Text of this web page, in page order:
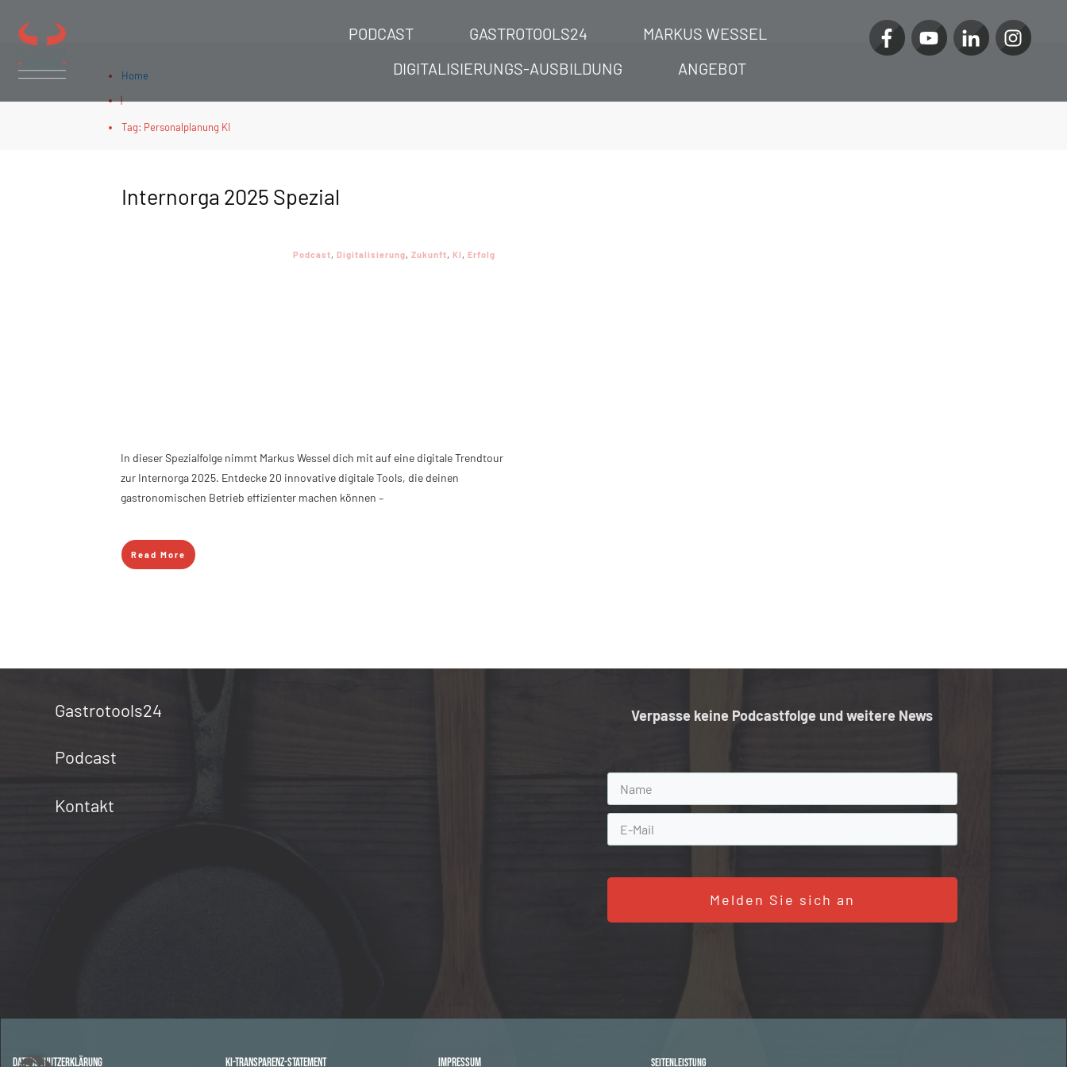
PODCAST GASTROTOOLS24
MARKUS WESSEL
DIGITALISIERUNGS-AUSBILDUNG
ANGEBOT
Home
|
Tag: Personalplanung KI
Internorga 2025 Spezial
Podcast, Digitalisierung, Zukunft, KI , Erfolg
In dieser Spezialfolge nimmt Markus Wessel dich mit auf eine digitale Trendtour
zur Internorga 2025. Entdecke 20 innovative digitale Tools, die deinen
gastronomischen Betrieb effizienter machen können –
Read More
Gastrotools24
Podcast
Kontakt
Verpasse keine Podcastfolge und weitere News
Melden Sie sich an
Datenschutzerklärung KI-Transparenz-Statement Impressum Seitenleistung